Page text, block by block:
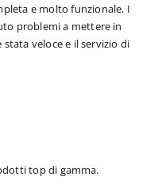
e molto funzionale. I
problemi a mettere in
veloce e il servizio di
top di gamma.